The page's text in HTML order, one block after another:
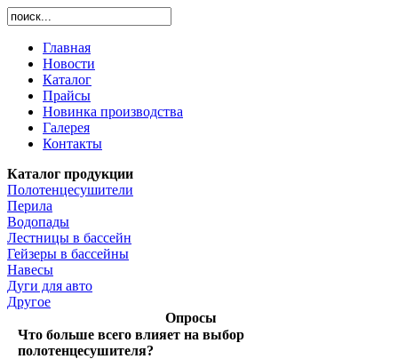
Главная
Новости
Каталог
Прайсы
Новинка производства
Галерея
Контакты
Каталог продукции
Полотенцесушители
Перила
Водопады
Лестницы в бассейн
Гейзеры в бассейны
Навесы
Дуги для авто
Другое
Опросы
Что больше всего влияет на выбор
полотенцесушителя?